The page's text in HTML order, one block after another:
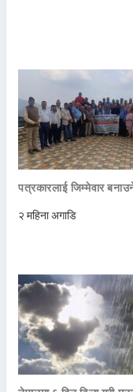
पत्रकारलाई जिम्मेवार
२ महिना अगाडि